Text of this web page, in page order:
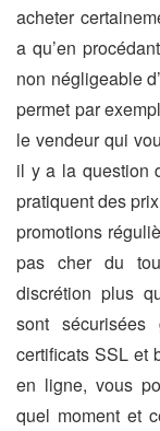
acheter
a qu’en
non négligeable
permet par
le vendeur qui
il y a la question
pratiquent des
promotions
pas cher du
discrétion plus
sont
certificats SSL et
en ligne, vous
quel moment et